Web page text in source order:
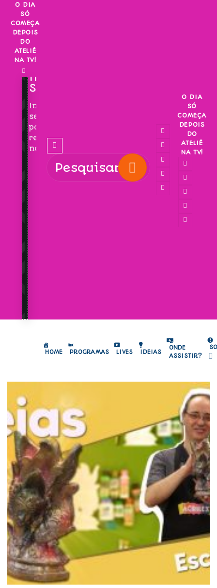
Skip
content
O DIA
SÓ
COMEÇA
DEPOIS
DO
ATELIÊ
NA TV!
INSCREVA-
SE!
Inscreva-
se
para
receber
novidades!
O DIA
SÓ
COMEÇA
DEPOIS
DO
ATELIÊ
NA TV!
HOME PROGRAMAS LIVES IDEIAS
ONDE
ASSISTIR?